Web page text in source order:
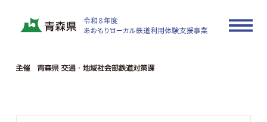
250618_shusai-txt